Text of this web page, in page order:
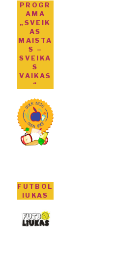
PROGR
AMA
„SVEIK
AS
MAISTA
S –
SVEIKA
S
VAIKAS
“
FUTBOL
IUKAS